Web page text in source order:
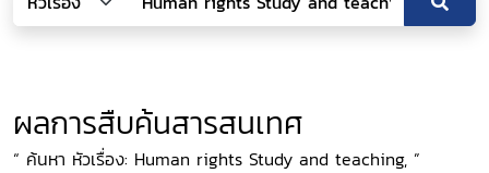
ผลการสืบค้นสารสนเทศ
“ ค้นหา หัวเรื่อง: Human rights Study and teaching, ”